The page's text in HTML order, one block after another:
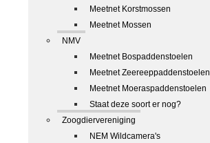
Meetnet Korstmossen
Meetnet Mossen
NMV
Meetnet Bospaddenstoelen
Meetnet Zeereeppaddenstoelen
Meetnet Moeraspaddenstoelen
Staat deze soort er nog?
Zoogdiervereniging
NEM Wildcamera's